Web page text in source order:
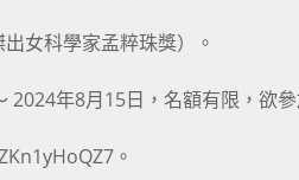
女科學家孟粹珠獎）。
年8月15日，名額有限，欲
。